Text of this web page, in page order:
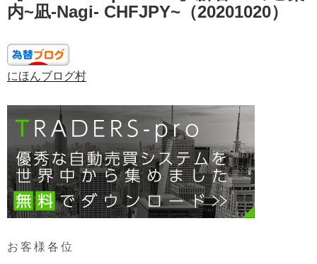
日:
内~凪-Nagi- CHFJPY~（20201020）
にほんブログ村
お客様各位